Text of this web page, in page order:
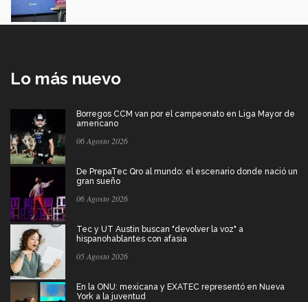
Lo más nuevo
Borregos CCM van por el campeonato en Liga Mayor de
americano
06 Agosto 2026
De PrepaTec Qro al mundo: el escenario donde nació un
gran sueño
06 Agosto 2026
Tec y UT Austin buscan "devolver la voz" a
hispanohablantes con afasia
05 Agosto 2026
En la ONU: mexicana y EXATEC representó en Nueva
York a la juventud